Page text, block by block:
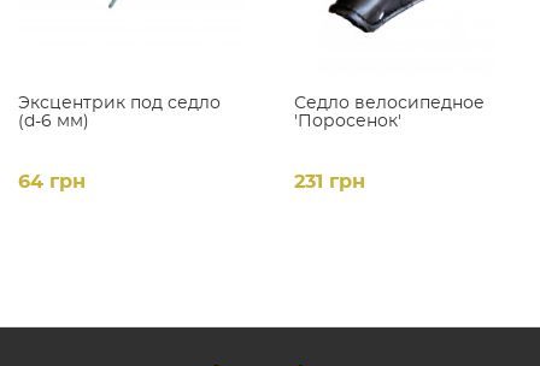
Эксцентрик под седло
(d-6 мм)
64 грн
Седло велосипедное
'Поросенок'
231 грн